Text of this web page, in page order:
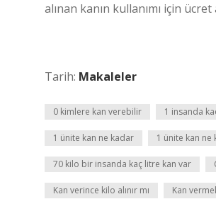
alınan kanın kullanımı için
Tarih: Makaleler
0 kimlere kan verebilir 1 insanda
1 ünite kan ne kadar 1 ünite kan
70 kilo bir insanda kaç litre kan var
Kan verince kilo alınır mı Kan